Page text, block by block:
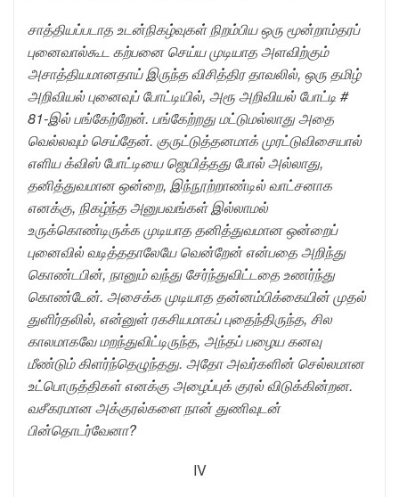
சாத்தியப்படாத உடன்நிகழ்வுகள் நிறம்பிய ஒரு மூன்றாம்தரப்
புனைவால்கூட கற்பனை செய்ய முடியாத அளவிற்கும்
அசாத்தியமானதாய் இருந்த விசித்திர தாவலில், ஒரு தமிழ்
அறிவியல் புனைவுப் போட்டியில், அரூ அறிவியல் போட்டி #
81-இல் பங்கேற்றேன். பங்கேற்றது மட்டுமல்லாது அதை
வெல்லவும் செய்தேன். குருட்டுத்தனமாக் முரட்டுவிசையால்
எளிய க்விஸ் போட்டியை ஜெயித்தது போல் அல்லாது,
தனித்துவமான ஒன்றை, இந்நூற்றாண்டில் வாட்சனாக
எனக்கு, நிகழ்ந்த அனுபவங்கள் இல்லாமல்
உருக்கொண்டிருக்க முடியாத தனித்துவமான ஒன்றைப்
புனைவில் வடித்ததாலேயே வென்றேன் என்பதை அறிந்து
கொண்டபின், நானும் வந்து சேர்ந்துவிட்டதை உணர்ந்து
கொண்டேன். அசைக்க முடியாத தன்னம்பிக்கையின் முதல்
துளிர்தலில், என்னுள் ரகசியமாகப் புதைந்திருந்த, சில
காலமாகவே மறந்துவிட்டிருந்த, அந்தப் பழைய கனவு
மீண்டும் கிளர்ந்தெழுந்தது. அதோ அவர்களின் செல்லமான
உட்பொருத்திகள் எனக்கு அழைப்புக் குரல் விடுக்கின்றன.
வசீகரமான அக்குரல்களை நான் துணிவுடன்
பின்தொடர்வேனா?
IV